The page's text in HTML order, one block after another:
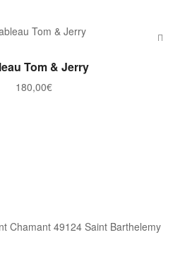
AU PANIER
Tom & Jerry
180,00€
Chamant 49124 Saint Barthelemy